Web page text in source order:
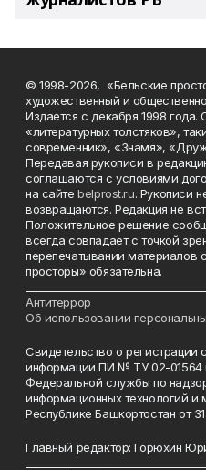
© 1998-2026, «Бельские
художественный и
Издается с декабря 1998 года.
«литературных толстяков»,
современник», «Знамя»,
Передавая рукописи в
соглашаются с условиями
на сайтеbelprost.ru. Рукописи
возвращаются. Редакция не
Положительное решение
всегда совпадает с точкой
перепечатывании материалов
просторы» обязательна.
Антитеррор
Об использовании
Свидетельство о регистрации
информации ПИ № ТУ 02-01564
Федеральной службы по
информационных технологий
Республике Башкортостан от
Главный редактор: Горюхин